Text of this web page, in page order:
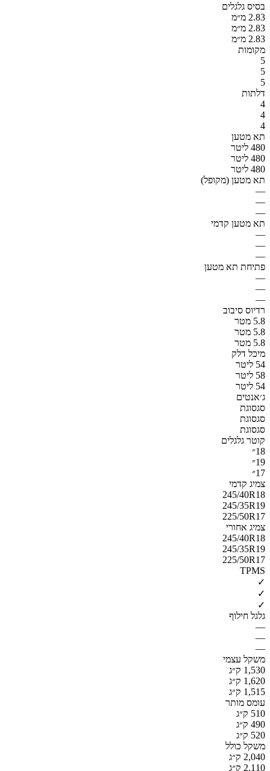
בסיס גלגלים
2.83 מ״מ
2.83 מ״מ
2.83 מ״מ
מקומות
5
5
5
דלתות
4
4
4
תא מטען
480 ליטר
480 ליטר
480 ליטר
תא מטען (מקופל)
—
—
—
תא מטען קדמי
—
—
—
פתיחת תא מטען
—
—
—
רדיוס סיבוב
5.8 מטר
5.8 מטר
5.8 מטר
מיכל דלק
54 ליטר
58 ליטר
54 ליטר
ג׳אנטים
סגסוגת
סגסוגת
סגסוגת
קוטר גלגלים
18״
19״
17״
צמיג קדמי
245/40R18
245/35R19
225/50R17
צמיג אחורי
245/40R18
245/35R19
225/50R17
TPMS
✓
✓
✓
גלגל חילוף
—
—
—
משקל עצמי
1,530 ק״ג
1,620 ק״ג
1,515 ק״ג
עומס מותר
510 ק״ג
490 ק״ג
520 ק״ג
משקל כולל
2,040 ק״ג
2,110 ק״ג